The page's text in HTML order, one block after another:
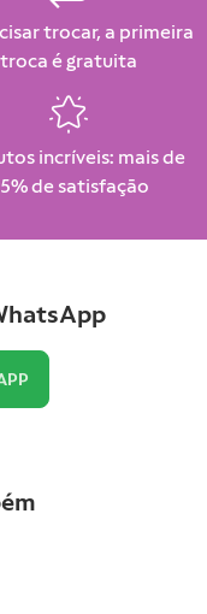
trocar, a primeira
troca é gratuita
incríveis: mais de
de satisfação